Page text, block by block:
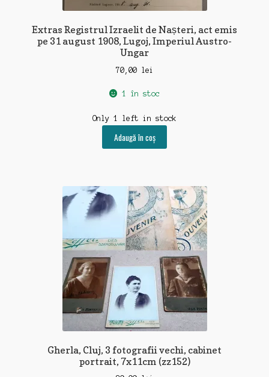
Extras Registrul Izraelit de Nașteri, act emis
pe 31 august 1908, Lugoj, Imperiul Austro-
Ungar
70,00 lei
1 în stoc
Only 1 left in stock
Adaugă în coș
Gherla, Cluj, 3 fotografii vechi, cabinet
portrait, 7x11cm (zz152)